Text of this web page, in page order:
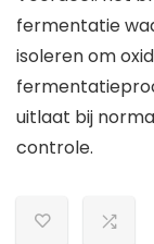
fermentatie
isoleren om
uitlaat bij
controle.